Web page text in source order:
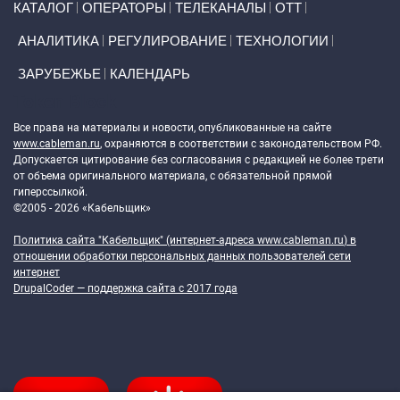
КАТАЛОГ ОПЕРАТОРЫ ТЕЛЕКАНАЛЫ ОТТ
АНАЛИТИКА РЕГУЛИРОВАНИЕ ТЕХНОЛОГИИ
ЗАРУБЕЖЬЕ КАЛЕНДАРЬ
Все права на материалы и новости, опубликованные на сайте
www.cableman.ru, охраняются в соответствии с законодательством РФ.
Допускается цитирование без согласования с редакцией не более трети
от объема оригинального материала, с обязательной прямой
гиперссылкой.
©2005 - 2026 «Кабельщик»
Политика сайта "Кабельщик" (интернет-адреса www.cableman.ru) в
отношении обработки персональных данных пользователей сети
интернет
DrupalCoder — поддержка сайта c 2017 года